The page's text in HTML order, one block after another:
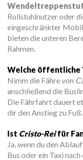
Rollstuhlnutzer oder
eingeschränkter
bieten die unteren
Rahmen.
Welche öffentliche
Nimm die Fähre von
anschließend die
Die Fährfahrt dauert
dir den Anstieg zu Fuß.
Ist Cristo-Reifür
Ja, wenn du den
Bus oder ein Taxi